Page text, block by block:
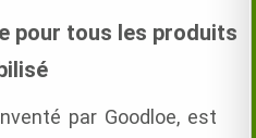
pour tous les produits
par Goodloe, est